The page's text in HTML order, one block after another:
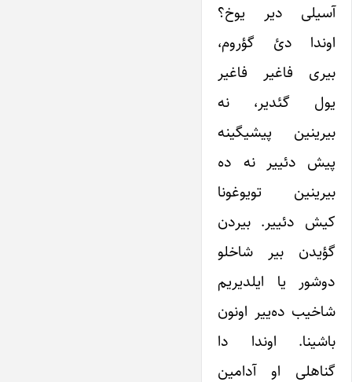
آسیلی دیر یوخ؟
اوندا دئ گؤروم،
بیری فاغیر فاغیر
یول گئدیر، نه
بیرینین پیشیگینه
پیش دئییر نه ده
بیرینین تویوغونا
کیش دئییر. بیردن
گؤیدن بیر شاخلو
دوشور یا ایلدیریم
شاخیب ده‌ییر اونون
باشینا. اوندا دا
گناهلی او آدامین